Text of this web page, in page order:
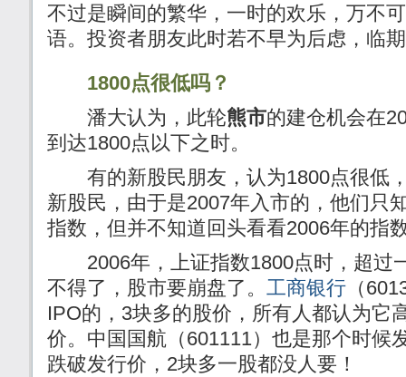
不过是瞬间的繁华，一时的欢乐，万不
语。投资者朋友此时若不早为后虑，临
1800点很低吗？
潘大认为，此轮熊市的建仓机会在
到达1800点以下之时。
有的新股民朋友，认为1800点很低
新股民，由于是2007年入市的，他们只
指数，但并不知道回头看看2006年的指
2006年，上证指数1800点时，超过
不得了，股市要崩盘了。 工商银行 （
IPO的，3块多的股价，所有人都认为它
价。中国国航（601111）也是那个时候
跌破发行价，2块多一股都没人要！